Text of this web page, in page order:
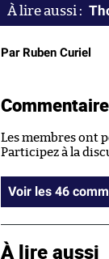
Par Ruben Curiel
Les membres ont
Participez à la
Voir les
À lire aussi